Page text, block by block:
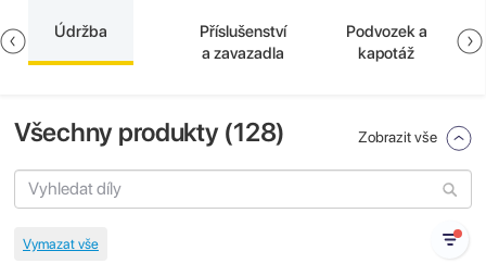
Údržba
Příslušenství
a zavazadla
Podvozek a
kapotáž
Všechny produkty (128) Zobrazit vše